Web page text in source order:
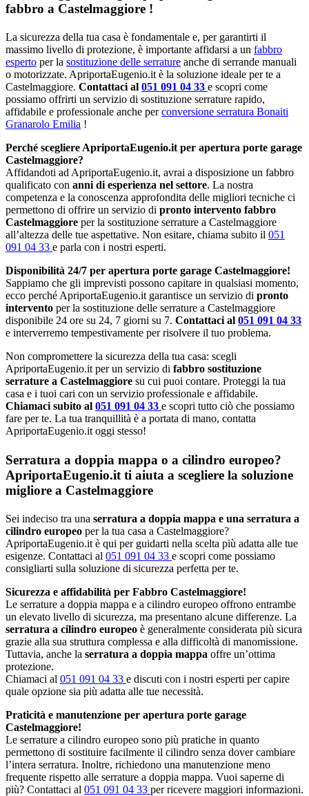
fabbro a Castelmaggiore !
La sicurezza della tua casa è fondamentale e, per garantirti il
massimo livello di protezione, è importante affidarsi a un fabbro
esperto per la sostituzione delle serrature anche di serrande manuali
o motorizzate. ApriportaEugenio.it è la soluzione ideale per te a
Castelmaggiore. Contattaci al 051 091 04 33 e scopri come
possiamo offrirti un servizio di sostituzione serrature rapido,
affidabile e professionale anche perconversione serratura Bonaiti
Granarolo Emilia !
Perché scegliere ApriportaEugenio.it per apertura porte garage
Castelmaggiore?
Affidandoti ad ApriportaEugenio.it, avrai a disposizione un fabbro
qualificato con anni di esperienza nel settore. La nostra
competenza e la conoscenza approfondita delle migliori tecniche ci
permettono di offrire un servizio di pronto intervento fabbro
Castelmaggiore per la sostituzione serrature a Castelmaggiore
all’altezza delle tue aspettative. Non esitare, chiama subito il 051
091 04 33 e parla con i nostri esperti.
Disponibilità 24/7 per apertura porte garage Castelmaggiore!
Sappiamo che gli imprevisti possono capitare in qualsiasi momento,
ecco perché ApriportaEugenio.it garantisce un servizio di pronto
intervento per la sostituzione delle serrature a Castelmaggiore
disponibile 24 ore su 24, 7 giorni su 7. Contattaci al 051 091 04 33
e interverremo tempestivamente per risolvere il tuo problema.
Non compromettere la sicurezza della tua casa: scegli
ApriportaEugenio.it per un servizio di fabbro sostituzione
serrature a Castelmaggiore su cui puoi contare. Proteggi la tua
casa e i tuoi cari con un servizio professionale e affidabile.
Chiamaci subito al 051 091 04 33 e scopri tutto ciò che possiamo
fare per te. La tua tranquillità è a portata di mano, contatta
ApriportaEugenio.it oggi stesso!
Serratura a doppia mappa o a cilindro europeo?
ApriportaEugenio.it ti aiuta a scegliere la soluzione
migliore a Castelmaggiore
Sei indeciso tra una serratura a doppia mappa e una serratura a
cilindro europeo per la tua casa a Castelmaggiore?
ApriportaEugenio.it è qui per guidarti nella scelta più adatta alle tue
esigenze. Contattaci al 051 091 04 33 e scopri come possiamo
consigliarti sulla soluzione di sicurezza perfetta per te.
Sicurezza e affidabilità per Fabbro Castelmaggiore!
Le serrature a doppia mappa e a cilindro europeo offrono entrambe
un elevato livello di sicurezza, ma presentano alcune differenze. La
serratura a cilindro europeo è generalmente considerata più sicura
grazie alla sua struttura complessa e alla difficoltà di manomissione.
Tuttavia, anche la serratura a doppia mappa offre un’ottima
protezione.
Chiamaci al 051 091 04 33 e discuti con i nostri esperti per capire
quale opzione sia più adatta alle tue necessità.
Praticità e manutenzione per apertura porte garage
Castelmaggiore!
Le serrature a cilindro europeo sono più pratiche in quanto
permettono di sostituire facilmente il cilindro senza dover cambiare
l’intera serratura. Inoltre, richiedono una manutenzione meno
frequente rispetto alle serrature a doppia mappa. Vuoi saperne di
più? Contattaci al 051 091 04 33 per ricevere maggiori informazioni.